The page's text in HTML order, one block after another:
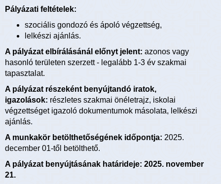
Pályázati feltételek:
szociális gondozó és ápoló végzettség,
lelkészi ajánlás.
A pályázat elbírálásánál előnyt jelent: azonos vagy
hasonló területen szerzett - legalább 1-3 év szakmai
tapasztalat.
A pályázat részeként benyújtandó iratok,
igazolások: részletes szakmai önéletrajz, iskolai
végzettséget igazoló dokumentumok másolata, lelkészi
ajánlás.
A munkakör betölthetőségének időpontja: 2025.
december 01-től betölthető.
A pályázat benyújtásának határideje: 2025. november
21.